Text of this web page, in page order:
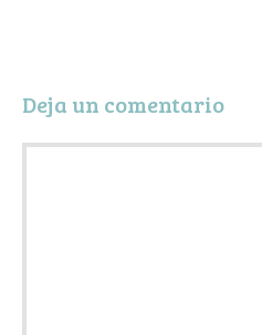
Deja un comentario